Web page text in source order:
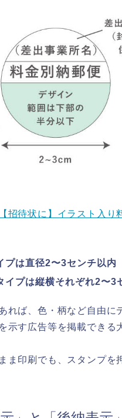
【招待状に】イラスト入
プは直径2〜3センチ以内
イプは縦横それぞれ2〜3
れば、色・柄など自由に
示す広告等を掲載でき
ま印刷でも、スタンプを